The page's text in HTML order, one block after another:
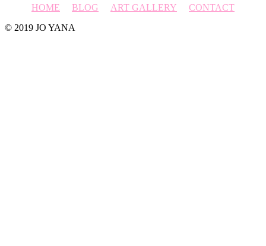
HOME BLOG ART GALLERY
CONTACT
© 2019 JO YANA